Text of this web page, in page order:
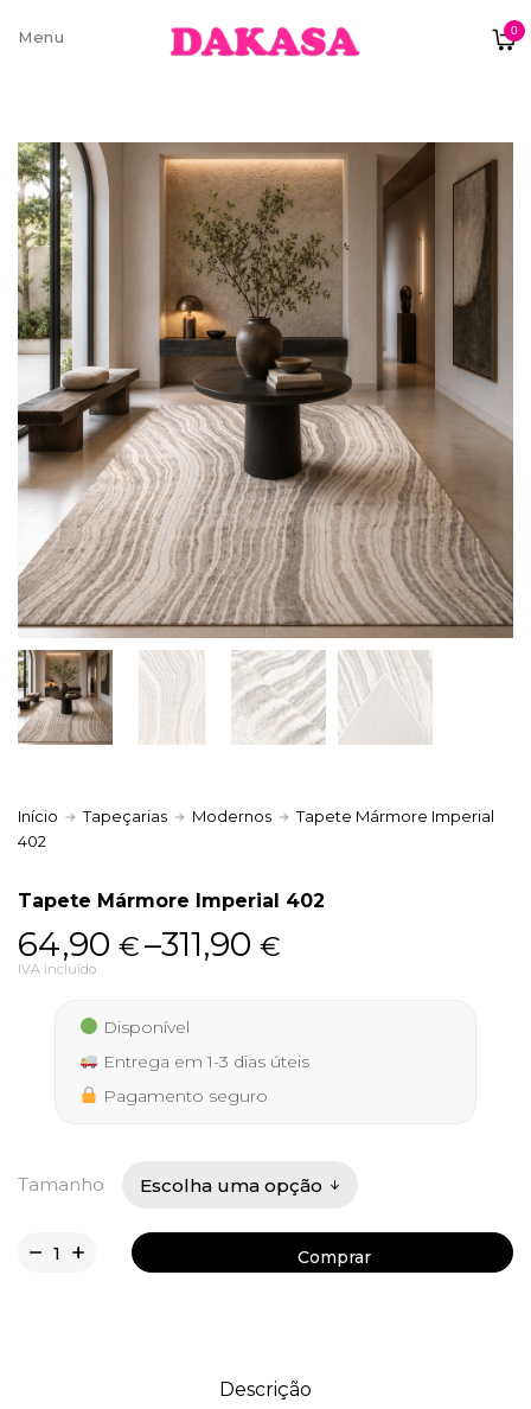
0
Sobre nós
Contatos e moradas
Pagamentos e Envios
Trocas e Devoluções
Termos e condições
Política de Privacidade
Início Tapeçarias Modernos
Tapete Mármore Imperial
402
Tapete Mármore Imperial 402
64,90 €–311,90€
Price
range:
64,90 €
through
311,90 €
IVA incluído
Disponível
Entrega em 1-3 dias úteis
Pagamento seguro
Tamanho
Comprar
Descrição